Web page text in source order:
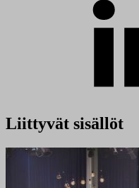
Liittyvät sisällöt